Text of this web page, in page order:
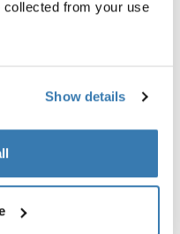
collected from your use
Show details